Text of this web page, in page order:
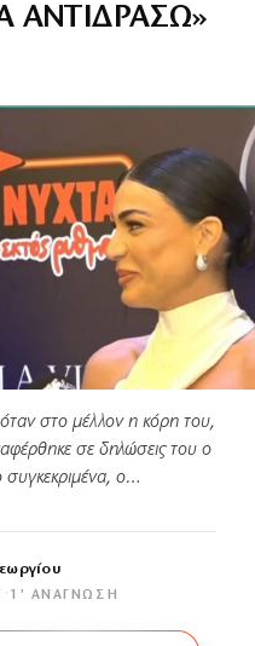
ΑΝΤΙΔΡΑΣΩ»
στο μέλλον η κόρη του,
σε δηλώσεις του ο
συγκεκριμένα, ο…
· 1′ ΑΝΆΓΝΩΣΗ